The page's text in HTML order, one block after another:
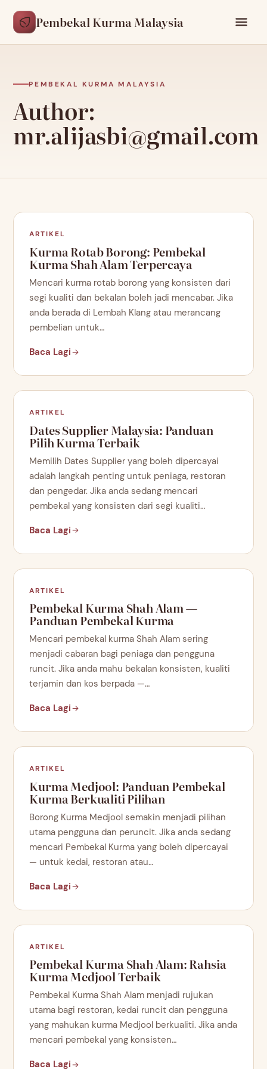
Pembekal Kurma Malaysia
PEMBEKAL KURMA MALAYSIA
Author:
mr.alijasbi@gmail.com
ARTIKEL
Kurma Rotab Borong: Pembekal
Kurma Shah Alam Terpercaya
Mencari kurma rotab borong yang konsisten dari
segi kualiti dan bekalan boleh jadi mencabar. Jika
anda berada di Lembah Klang atau merancang
pembelian untuk…
Baca Lagi
ARTIKEL
Dates Supplier Malaysia: Panduan
Pilih Kurma Terbaik
Memilih Dates Supplier yang boleh dipercayai
adalah langkah penting untuk peniaga, restoran
dan pengedar. Jika anda sedang mencari
pembekal yang konsisten dari segi kualiti…
Baca Lagi
ARTIKEL
Pembekal Kurma Shah Alam —
Panduan Pembekal Kurma
Mencari pembekal kurma Shah Alam sering
menjadi cabaran bagi peniaga dan pengguna
runcit. Jika anda mahu bekalan konsisten, kualiti
terjamin dan kos berpada —…
Baca Lagi
ARTIKEL
Kurma Medjool: Panduan Pembekal
Kurma Berkualiti Pilihan
Borong Kurma Medjool semakin menjadi pilihan
utama pengguna dan peruncit. Jika anda sedang
mencari Pembekal Kurma yang boleh dipercayai
— untuk kedai, restoran atau…
Baca Lagi
ARTIKEL
Pembekal Kurma Shah Alam: Rahsia
Kurma Medjool Terbaik
Pembekal Kurma Shah Alam menjadi rujukan
utama bagi restoran, kedai runcit dan pengguna
yang mahukan kurma Medjool berkualiti. Jika anda
mencari pembekal yang konsisten…
Baca Lagi